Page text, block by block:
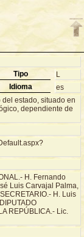
Tipo
L
Idioma es
estado, situado en
dependiente de
H. Fernando
Luis Carvajal Palma,
H. Luis
REPÚBLICA.- Lic.